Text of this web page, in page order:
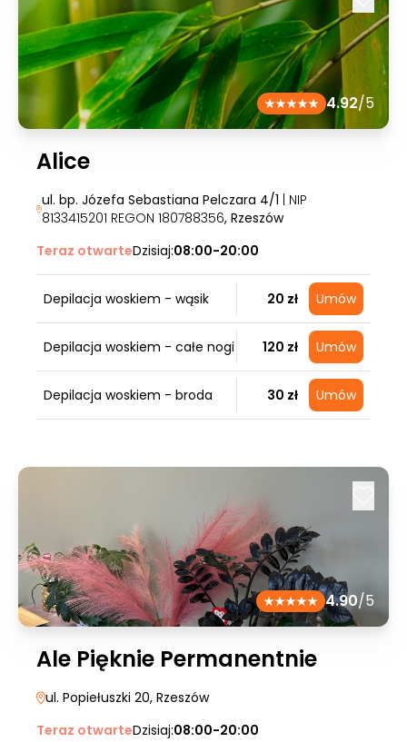
4.92/5
Alice
ul. bp. Józefa Sebastiana Pelczara 4/1 | NIP
8133415201 REGON 180788356, Rzeszów
Teraz otwarteDzisiaj:08:00-20:00
Depilacja woskiem - wąsik 20 zł Umów
Depilacja woskiem - całe nogi 120 zł Umów
Depilacja woskiem - broda 30 zł Umów
4.90/5
Ale Pięknie Permanentnie
ul. Popiełuszki 20, Rzeszów
Teraz otwarteDzisiaj:08:00-20:00